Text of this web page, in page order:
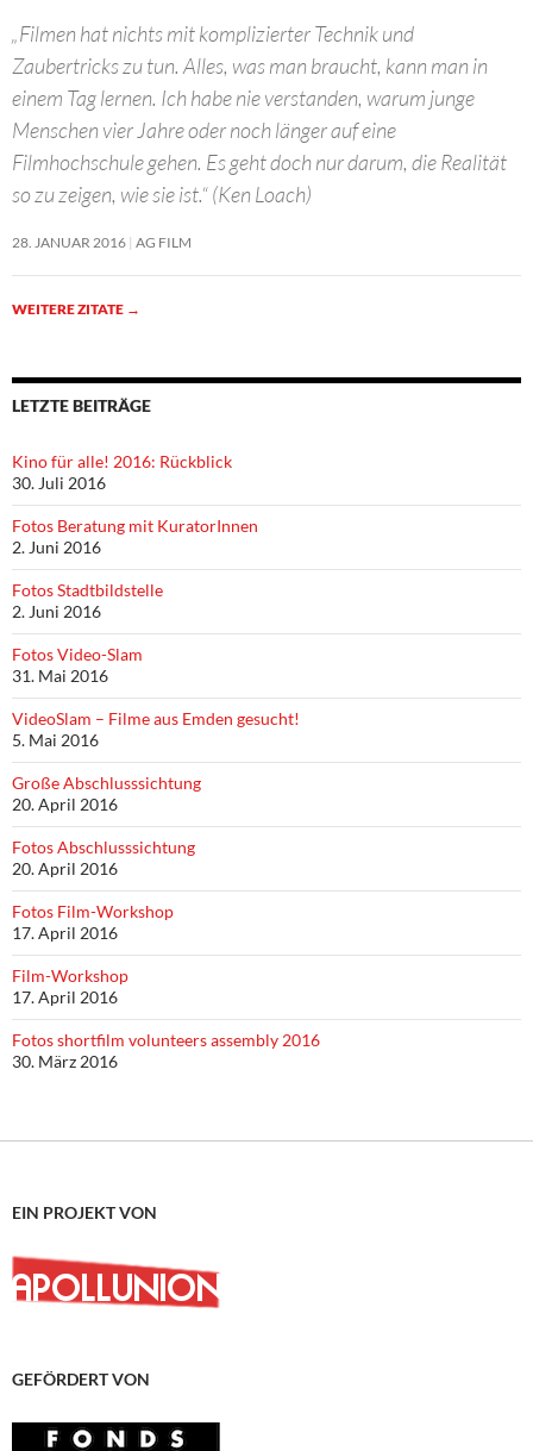
„Filmen hat nichts mit komplizierter Technik und
Zaubertricks zu tun. Alles, was man braucht, kann man in
einem Tag lernen. Ich habe nie verstanden, warum junge
Menschen vier Jahre oder noch länger auf eine
Filmhochschule gehen. Es geht doch nur darum, die Realität
so zu zeigen, wie sie ist.“ (Ken Loach)
28. JANUAR 2016 AG FILM
WEITERE ZITATE →
LETZTE BEITRÄGE
Kino für alle! 2016: Rückblick
30. Juli 2016
Fotos Beratung mit KuratorInnen
2. Juni 2016
Fotos Stadtbildstelle
2. Juni 2016
Fotos Video-Slam
31. Mai 2016
VideoSlam – Filme aus Emden gesucht!
5. Mai 2016
Große Abschlusssichtung
20. April 2016
Fotos Abschlusssichtung
20. April 2016
Fotos Film-Workshop
17. April 2016
Film-Workshop
17. April 2016
Fotos shortfilm volunteers assembly 2016
30. März 2016
EIN PROJEKT VON
GEFÖRDERT VON